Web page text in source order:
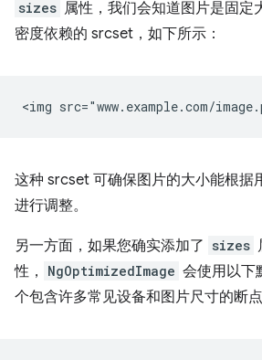
sizes 属性，我们会知道图片是固定
密度依赖的 srcset，如下所示：
这种 srcset 可确保图片的大小能根据
进行调整。
另一方面，如果您确实添加了 sizes
性，
NgOptimizedImage 会使用以下
个包含许多常见设备和图片尺寸的断